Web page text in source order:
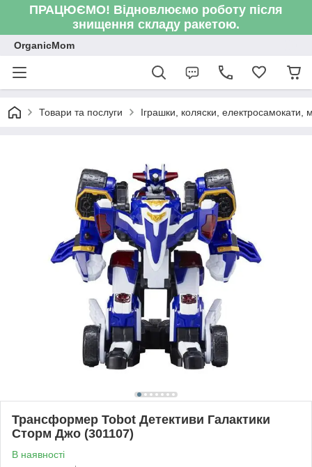
ПРАЦЮЄМО! Відновлюємо роботу після
знищення складу ракетою.
OrganicMom
Товари та послуги Іграшки, коляски,
Трансформер Tobot Детективи Галактики
Сторм Джо (301107)
В наявності